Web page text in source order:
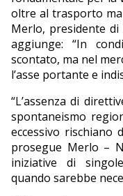
oltre al trasporto
Merlo, presidente di
aggiunge: “In
scontato, ma nel
l’asse portante e
“L’assenza di
spontaneismo
eccessivo rischiano
prosegue Merlo –
iniziative di
quando sarebbe